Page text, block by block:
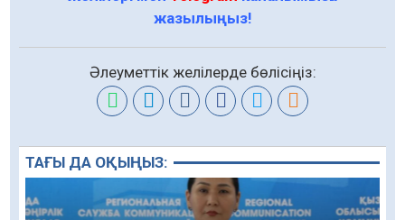
жазылыңыз!
Әлеуметтік желілерде бөлісіңіз:
ТАҒЫ ДА ОҚЫҢЫЗ: